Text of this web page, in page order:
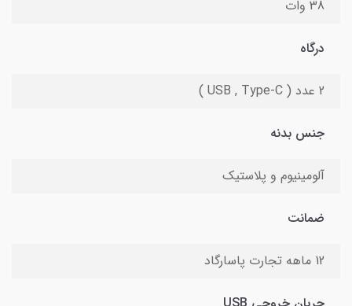
38 وات
درگاه
2 عدد ( USB , Type-C )
جنس بدنه
آلومینیوم و پلاستیک
ضمانت
12 ماهه تجارت پاسارگاد